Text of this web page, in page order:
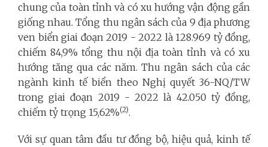
chung của toàn tỉnh và có xu hướng vận động gần
giống nhau. Tổng thu ngân sách của 9 địa phương
ven biển giai đoạn 2019 - 2022 là 128.969 tỷ đồng,
chiếm 84,9% tổng thu nội địa toàn tỉnh và có xu
hướng tăng qua các năm. Thu ngân sách của các
ngành kinh tế biển theo Nghị quyết 36-NQ/TW
trong giai đoạn 2019 - 2022 là 42.050 tỷ đồng,
chiếm tỷ trọng 15,62%(2).
Với sự quan tâm đầu tư đồng bộ, hiệu quả, kinh tế